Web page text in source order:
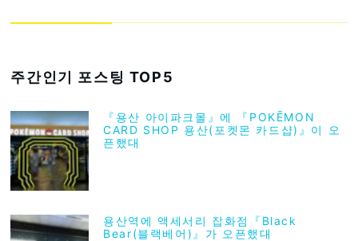
주간인기 포스팅 TOP5
『용산 아이파크몰』에 『POKĒMON
CARD SHOP 용산(포켓몬 카드샵)』이 오
픈했대
용산역에 액세서리 잡화점『Black
Bear(블랙베어)』가 오픈했대